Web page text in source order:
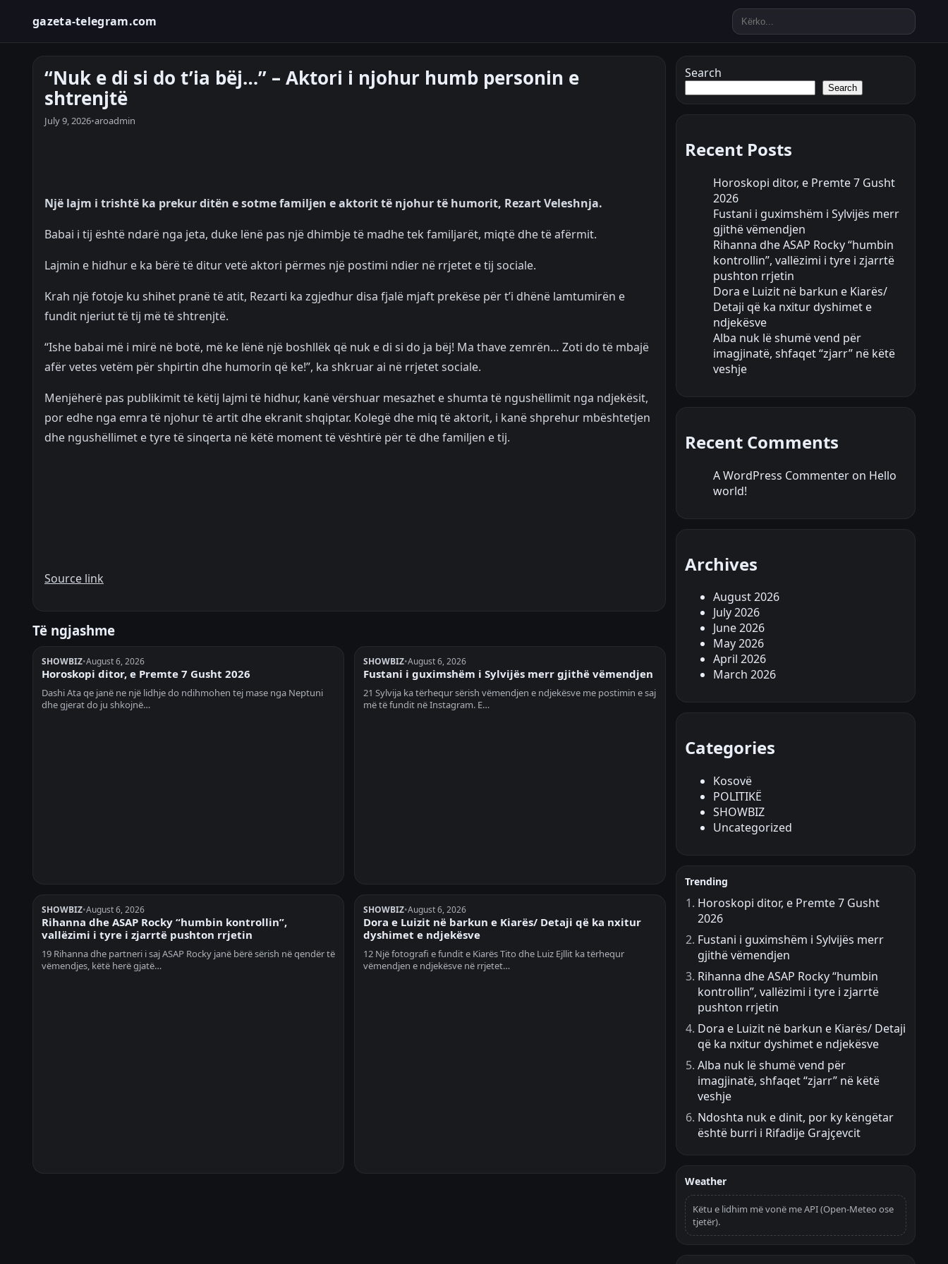
gazeta-telegram.com
“Nuk e di si do t’ia bëj…” – Aktori i njohur humb personin e
shtrenjtë
July 9, 2026•aroadmin
Një lajm i trishtë ka prekur ditën e sotme familjen e aktorit të njohur të humorit, Rezart Veleshnja.
Babai i tij është ndarë nga jeta, duke lënë pas një dhimbje të madhe tek familjarët, miqtë dhe të afërmit.
Lajmin e hidhur e ka bërë të ditur vetë aktori përmes një postimi ndier në rrjetet e tij sociale.
Krah një fotoje ku shihet pranë të atit, Rezarti ka zgjedhur disa fjalë mjaft prekëse për t’i dhënë lamtumirën e
fundit njeriut të tij më të shtrenjtë.
“Ishe babai më i mirë në botë, më ke lënë një boshllëk që nuk e di si do ja bëj! Ma thave zemrën… Zoti do të mbajë
afër vetes vetëm për shpirtin dhe humorin që ke!”, ka shkruar ai në rrjetet sociale.
Menjëherë pas publikimit të këtij lajmi të hidhur, kanë vërshuar mesazhet e shumta të ngushëllimit nga ndjekësit,
por edhe nga emra të njohur të artit dhe ekranit shqiptar. Kolegë dhe miq të aktorit, i kanë shprehur mbështetjen
dhe ngushëllimet e tyre të sinqerta në këtë moment të vështirë për të dhe familjen e tij.
Source link
Të ngjashme
SHOWBIZ•August 6, 2026
Horoskopi ditor, e Premte 7 Gusht 2026
Dashi Ata qe janë ne një lidhje do ndihmohen tej mase nga Neptuni
dhe gjerat do ju shkojnë…
SHOWBIZ•August 6, 2026
Fustani i guximshëm i Sylvijës merr gjithë vëmendjen
21 Sylvija ka tërhequr sërish vëmendjen e ndjekësve me postimin e saj
më të fundit në Instagram. E…
SHOWBIZ•August 6, 2026
Rihanna dhe ASAP Rocky “humbin kontrollin”,
vallëzimi i tyre i zjarrtë pushton rrjetin
19 Rihanna dhe partneri i saj ASAP Rocky janë bërë sërish në qendër të
vëmendjes, këtë herë gjatë…
SHOWBIZ•August 6, 2026
Dora e Luizit në barkun e Kiarës/ Detaji që ka nxitur
dyshimet e ndjekësve
12 Një fotografi e fundit e Kiarës Tito dhe Luiz Ejllit ka tërhequr
vëmendjen e ndjekësve në rrjetet…
Search
Search
Recent Posts
Horoskopi ditor, e Premte 7 Gusht
2026
Fustani i guximshëm i Sylvijës merr
gjithë vëmendjen
Rihanna dhe ASAP Rocky “humbin
kontrollin”, vallëzimi i tyre i zjarrtë
pushton rrjetin
Dora e Luizit në barkun e Kiarës/
Detaji që ka nxitur dyshimet e
ndjekësve
Alba nuk lë shumë vend për
imagjinatë, shfaqet “zjarr” në këtë
veshje
Recent Comments
A WordPress Commenter on Hello
world!
Archives
August 2026
July 2026
June 2026
May 2026
April 2026
March 2026
Categories
Kosovë
POLITIKË
SHOWBIZ
Uncategorized
Trending
Horoskopi ditor, e Premte 7 Gusht
2026
Fustani i guximshëm i Sylvijës merr
gjithë vëmendjen
Rihanna dhe ASAP Rocky “humbin
kontrollin”, vallëzimi i tyre i zjarrtë
pushton rrjetin
Dora e Luizit në barkun e Kiarës/ Detaji
që ka nxitur dyshimet e ndjekësve
Alba nuk lë shumë vend për
imagjinatë, shfaqet “zjarr” në këtë
veshje
Ndoshta nuk e dinit, por ky këngëtar
është burri i Rifadije Grajçevcit
Weather
Këtu e lidhim më vonë me API (Open-Meteo ose
tjetër).